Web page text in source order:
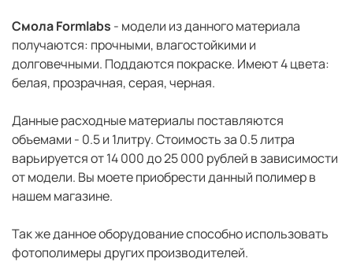
Смола Formlabs - модели из данного материала
получаются: прочными, влагостойкими и
долговечными. Поддаются покраске. Имеют 4 цвета:
белая, прозрачная, серая, черная.
Данные расходные материалы поставляются
объемами - 0.5 и 1литру. Стоимость за 0.5 литра
варьируется от 14 000 до 25 000 рублей в зависимости
от модели. Вы моете приобрести данный полимер в
нашем магазине.
Так же данное оборудование способно использовать
фотополимеры других производителей.